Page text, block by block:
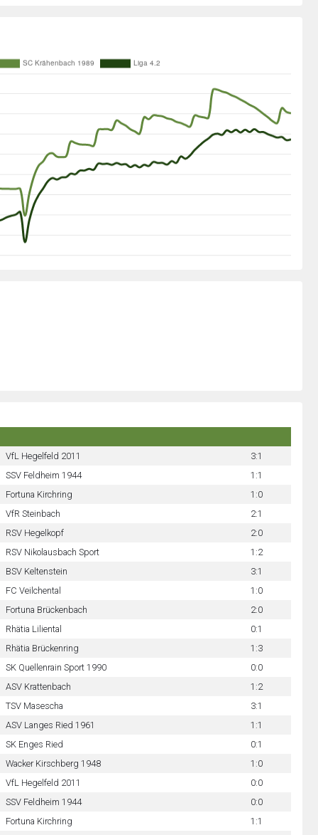
VfL Hegelfeld 2011
3:1
SSV Feldheim 1944
1:1
Fortuna Kirchring
1:0
VfR Steinbach
2:1
RSV Hegelkopf
2:0
RSV Nikolausbach Sport
1:2
BSV Keltenstein
3:1
FC Veilchental
1:0
Fortuna Brückenbach
2:0
Rhätia Liliental
0:1
Rhätia Brückenring
1:3
SK Quellenrain Sport 1990
0:0
ASV Krattenbach
1:2
TSV Masescha
3:1
ASV Langes Ried 1961
1:1
SK Enges Ried
0:1
Wacker Kirschberg 1948
1:0
VfL Hegelfeld 2011
0:0
SSV Feldheim 1944
0:0
Fortuna Kirchring
1:1